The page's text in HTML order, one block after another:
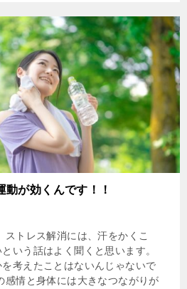
動が効くんです！！
トレス解消には、汗をかくこ
いう話はよく聞くと思います。
考えたことはないんじゃないで
感情と身体には大きなつながりが